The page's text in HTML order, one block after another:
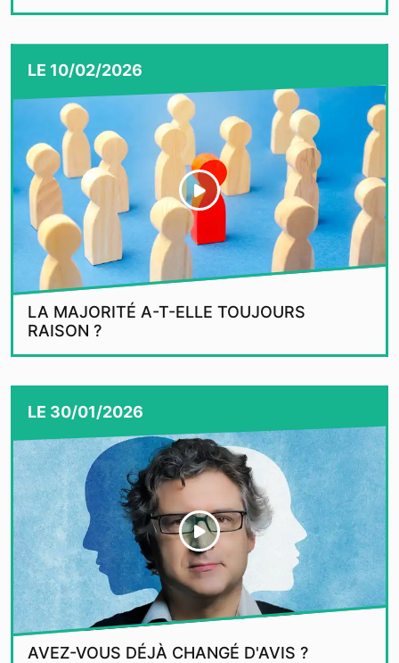
LE 10/02/2026
LA MAJORITÉ A-T-ELLE TOUJOURS
RAISON ?
LE 30/01/2026
AVEZ-VOUS DÉJÀ CHANGÉ D'AVIS ?